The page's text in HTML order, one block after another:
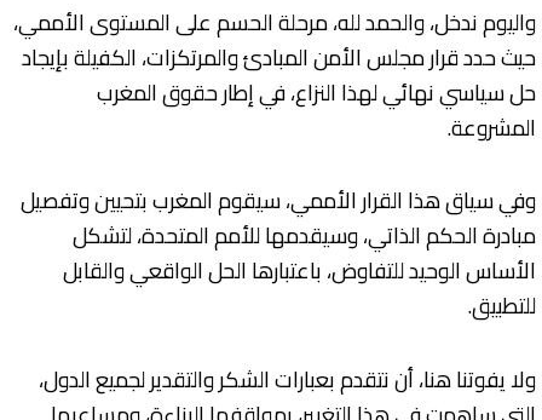
واليوم ندخل، والحمد لله، مرحلة الحسم على المستوى الأممي،
حيث حدد قرار مجلس الأمن المبادئ والمرتكزات، الكفيلة بإيجاد
حل سياسي نهائي لهذا النزاع، في إطار حقوق المغرب
المشروعة.
وفي سياق هذا القرار الأممي، سيقوم المغرب بتحيين وتفصيل
مبادرة الحكم الذاتي، وسيقدمها للأمم المتحدة، لتشكل
الأساس الوحيد للتفاوض، باعتبارها الحل الواقعي والقابل
للتطبيق.
ولا يفوتنا هنا، أن نتقدم بعبارات الشكر والتقدير لجميع الدول،